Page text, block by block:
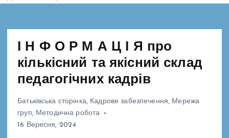
І Н Ф О Р М А Ц І Я про
кількісний та якісний склад
педагогічних кадрів
Батьківська сторінка, Кадрове забезпечення, Мережа
груп, Методична робота
16 Вересня, 2024